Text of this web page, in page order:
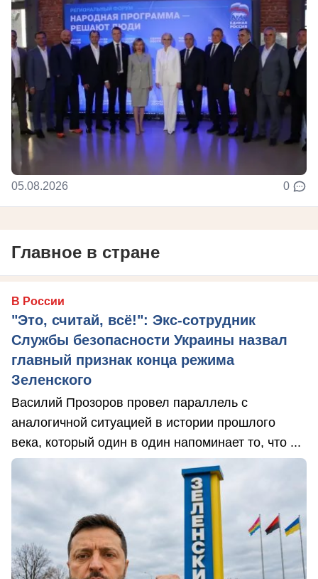
05.08.2026 0
Главное в стране
В России
"Это, считай, всё!": Экс-сотрудник
Службы безопасности Украины назвал
главный признак конца режима
Зеленского
Василий Прозоров провел параллель с
аналогичной ситуацией в истории прошлого
века, который один в один напоминает то, что ...